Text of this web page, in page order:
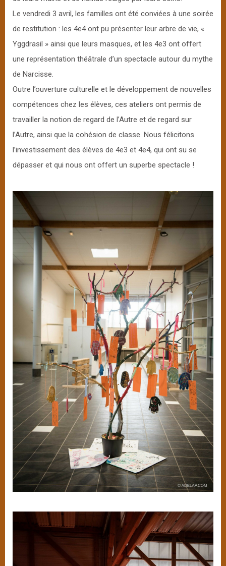
Le vendredi 3 avril, les familles ont été conviées à une soirée
de restitution : les 4e4 ont pu présenter leur arbre de vie, «
Yggdrasil » ainsi que leurs masques, et les 4e3 ont offert
une représentation théâtrale d’un spectacle autour du mythe
de Narcisse.
Outre l’ouverture culturelle et le développement de nouvelles
compétences chez les élèves, ces ateliers ont permis de
travailler la notion de regard de l’Autre et de regard sur
l’Autre, ainsi que la cohésion de classe. Nous félicitons
l’investissement des élèves de 4e3 et 4e4, qui ont su se
dépasser et qui nous ont offert un superbe spectacle !